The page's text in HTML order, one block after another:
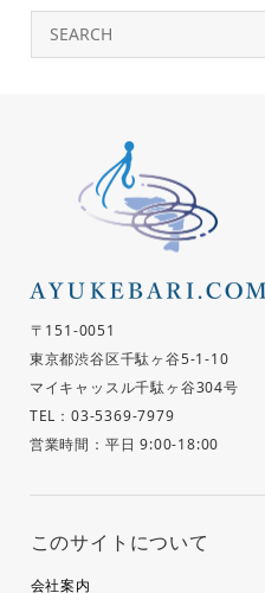
〒151-0051
東京都渋谷区千駄ヶ谷5-1-10
マイキャッスル千駄ヶ谷304号
TEL：03-5369-7979
営業時間：平日 9:00-18:00
このサイトについて
会社案内